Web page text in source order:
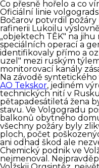
Co přesně hořelo a co
Oficiální linie
Bočarov potvrdil
rafinerii Lukoilu
„objektech TĚK" na jihu
speciálních operací a
identifikovaly přímo a
uzel" mezi ruským
monitorovací kanály
Na závodě
AO Tekskor, jediném
technických nití v
pětapadesátiletá žena
stavu. Ve Volgogradu
balkonů obytného
všechny požáry byly
ploch, počet
ani odhad škod ale
Chemický podnik ve
nejmenoval.